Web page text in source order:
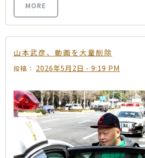
MORE
山本武彦、動画を大量削除
投稿： 2026年5月2日 - 9:19 PM